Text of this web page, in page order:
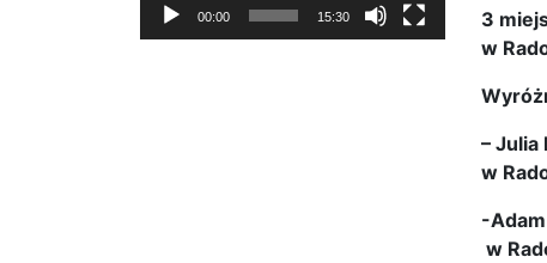
00:00 15:30
3
w
– Julia
w
-
w